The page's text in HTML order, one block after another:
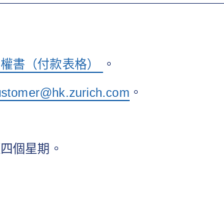
書（付款表格） 。
。
個星期。